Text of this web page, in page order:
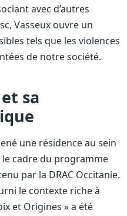
avec d’autres
Vasseux ouvre un
tels que les violences
de notre société.
sa
une résidence au sein
le cadre du programme
par la DRAC Occitanie.
le contexte riche à
et Origines » a été